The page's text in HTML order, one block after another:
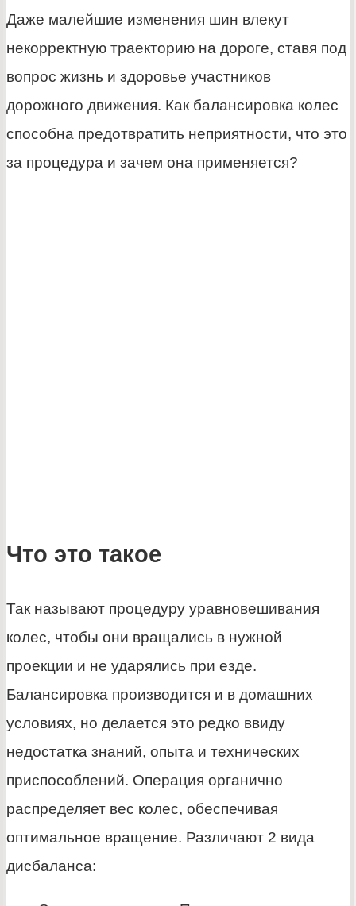
Даже малейшие изменения шин влекут
некорректную траекторию на дороге, ставя под
вопрос жизнь и здоровье участников
дорожного движения. Как балансировка колес
способна предотвратить неприятности, что это
за процедура и зачем она применяется?
Что это такое
Так называют процедуру уравновешивания
колес, чтобы они вращались в нужной
проекции и не ударялись при езде.
Балансировка производится и в домашних
условиях, но делается это редко ввиду
недостатка знаний, опыта и технических
приспособлений. Операция органично
распределяет вес колес, обеспечивая
оптимальное вращение. Различают 2 вида
дисбаланса: